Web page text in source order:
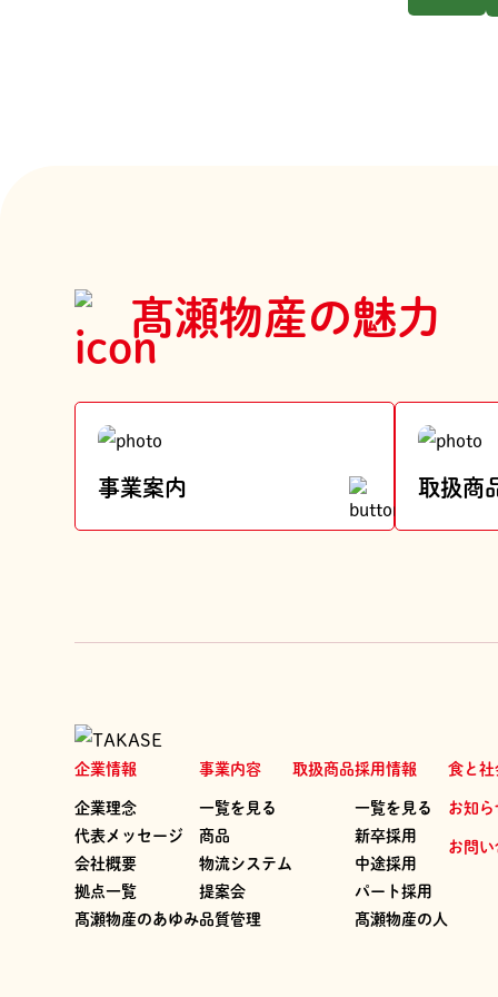
髙瀬物産の魅力
事業案内 取扱商
企業情報
企業理念
代表メッセージ
会社概要
拠点一覧
髙瀬物産のあゆみ
事業内容
一覧を見る
商品
物流システム
提案会
品質管理
取扱商品採用情報
一覧を見る
新卒採用
中途採用
パート採用
髙瀬物産の人
食と社
お知ら
お問